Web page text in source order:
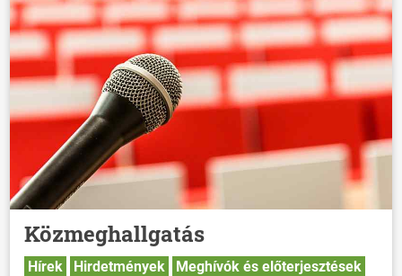
Közmeghallgatás
Hírek Hirdetmények Meghívók és előterjesztések